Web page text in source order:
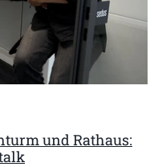
und Rathaus: